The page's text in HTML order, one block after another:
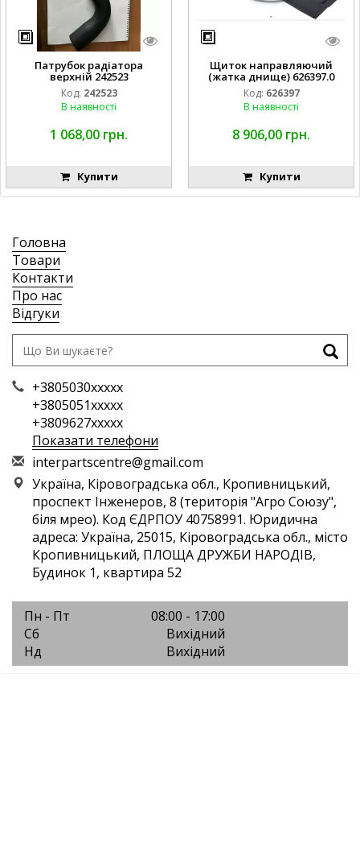
Патрубок радіатора
верхній 242523
Код: 242523
В наявності
1 068,00 грн.
Купити
Щиток направляючий
(жатка днище) 626397.0
Код: 626397
В наявності
8 906,00 грн.
Купити
Головна
Товари
Контакти
Про нас
Відгуки
+3805030xxxxx
+3805051xxxxx
+3809627xxxxx
Показати телефони
interpartscentre@gmail.com
Україна, Кіровоградська обл., Кропивницький,
проспект Інженеров, 8 (територія "Агро Союзу",
біля мрео). Код ЄДРПОУ 40758991. Юридична
адреса: Україна, 25015, Кіровоградська обл., місто
Кропивницький, ПЛОЩА ДРУЖБИ НАРОДІВ,
Будинок 1, квартира 52
Пн - Пт
08:00 - 17:00
Сб
Вихідний
Нд
Вихідний